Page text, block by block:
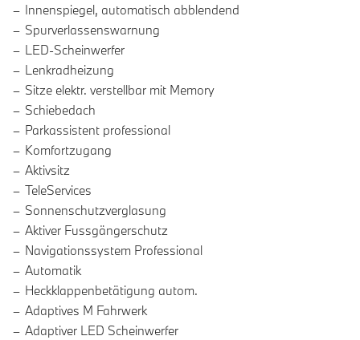
Innenspiegel, automatisch abblendend
Spurverlassenswarnung
LED-Scheinwerfer
Lenkradheizung
Sitze elektr. verstellbar mit Memory
Schiebedach
Parkassistent professional
Komfortzugang
Aktivsitz
TeleServices
Sonnenschutzverglasung
Aktiver Fussgängerschutz
Navigationssystem Professional
Automatik
Heckklappenbetätigung autom.
Adaptives M Fahrwerk
Adaptiver LED Scheinwerfer